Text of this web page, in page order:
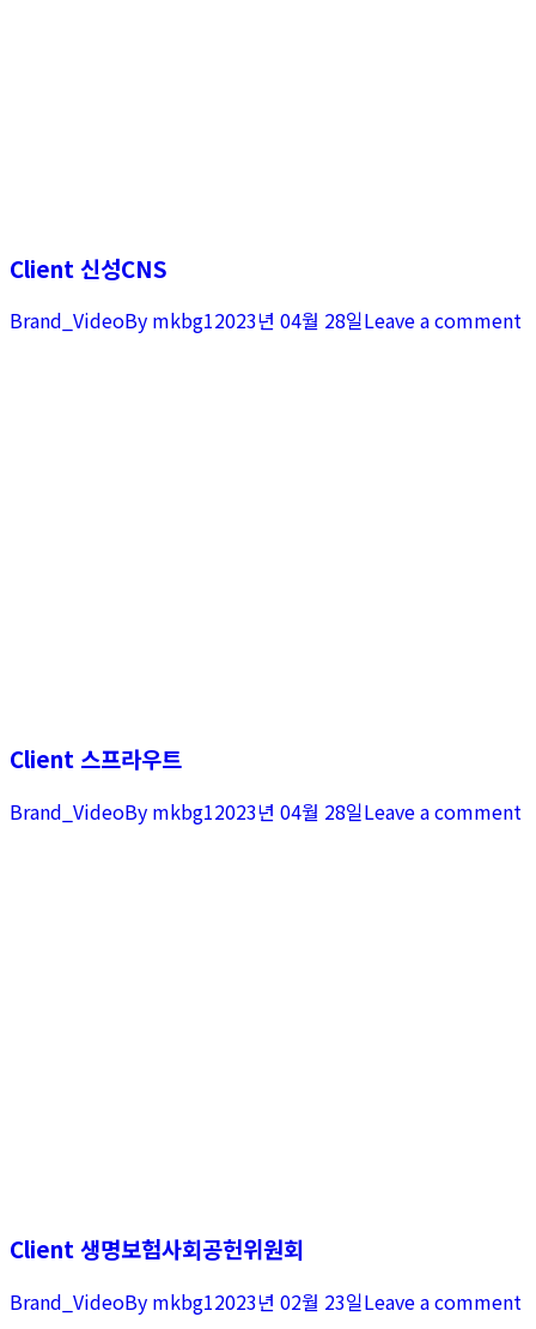
Client 신성CNS
Brand_VideoBy mkbg12023년 04월 28일Leave a comment
Client 스프라우트
Brand_VideoBy mkbg12023년 04월 28일Leave a comment
Client 생명보험사회공헌위원회
Brand_VideoBy mkbg12023년 02월 23일Leave a comment